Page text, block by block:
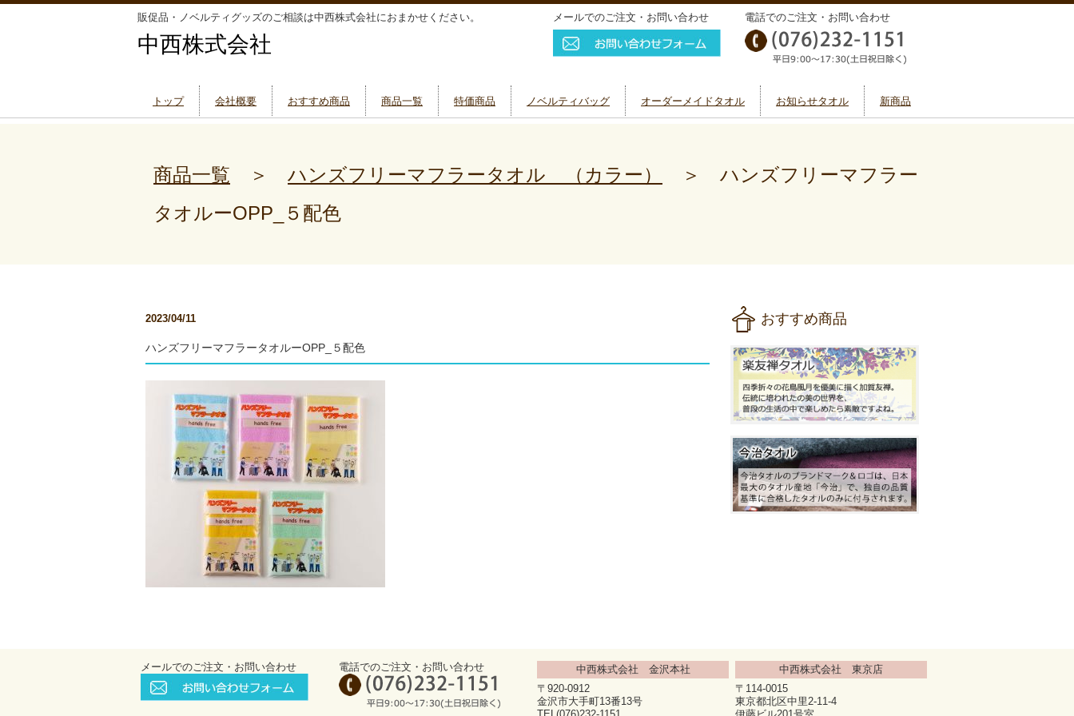
販促品・ノベルティグッズのご相談は中西株式会社におまかせください。
中西株式会社
メールでのご注文・お問い合わせ 電話でのご注文・お問い合わせ
トップ 会社概要 おすすめ商品 商品一覧 特価商品 ノベルティバッグ オーダーメイドタオル お知らせタオル 新商品
商品一覧 ＞ ハンズフリーマフラータオル （カラー） ＞ ハンズフリーマフラー
タオルーOPP_５配色
2023/04/11
ハンズフリーマフラータオルーOPP_５配色
おすすめ商品
メールでのご注文・お問い合わせ 電話でのご注文・お問い合わせ
中西株式会社 金沢本社
〒920-0912
金沢市大手町13番13号
中西株式会社 東京店
〒114-0015
東京都北区中里2-11-4